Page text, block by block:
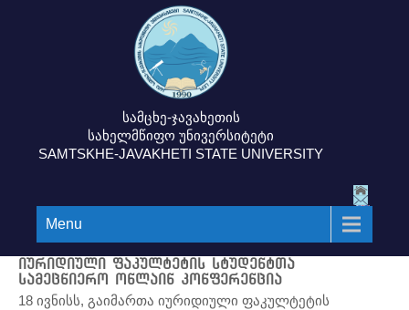
სამცხე-ჯავახეთის
სახელმწიფო უნივერსიტეტი
SAMTSKHE-JAVAKHETI STATE UNIVERSITY
Menu
იურიდიული ფაკულტეტის სტუდენტთა
სამეცნიერო ონლაინ კონფერენცია
18 ივნისს, გაიმართა იურიდიული ფაკულტეტის